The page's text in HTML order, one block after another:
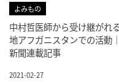
よみもの
中村哲医師から受け継がれ
地アフガニスタンでの活動
新聞連載記事
2021-02-27